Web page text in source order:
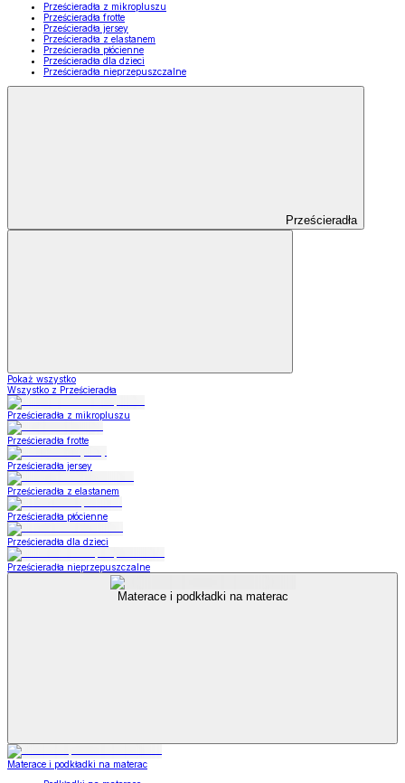
Prześcieradła z mikropluszu
Prześcieradła frotte
Prześcieradła jersey
Prześcieradła z elastanem
Prześcieradła płócienne
Prześcieradła dla dzieci
Prześcieradła nieprzepuszczalne
Prześcieradła
Pokaż wszystko
Wszystko z Prześcieradła
Prześcieradła z mikropluszu
Prześcieradła frotte
Prześcieradła jersey
Prześcieradła z elastanem
Prześcieradła płócienne
Prześcieradła dla dzieci
Prześcieradła nieprzepuszczalne
Materace i podkładki na materac
Materace i podkładki na materac